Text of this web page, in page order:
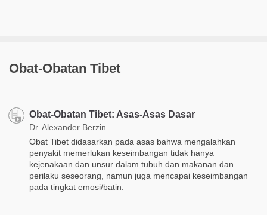
Obat-Obatan Tibet
Obat-Obatan Tibet: Asas-Asas Dasar
Dr. Alexander Berzin
Obat Tibet didasarkan pada asas bahwa mengalahkan
penyakit memerlukan keseimbangan tidak hanya
kejenakaan dan unsur dalam tubuh dan makanan dan
perilaku seseorang, namun juga mencapai keseimbangan
pada tingkat emosi/batin.